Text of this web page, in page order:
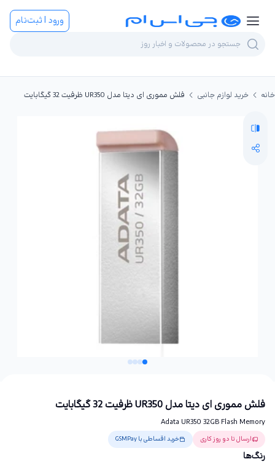
ورود | ثبت‌نام
خانه خرید لوازم جانبی فلش مموری ای دیتا مدل UR350 ظرفیت 32 گیگابایت
فلش مموری ای دیتا مدل UR350 ظرفیت 32 گیگابایت
Adata UR350 32GB Flash Memory
ارسال تا دو روز کاری خرید اقساطی با GSMPay
رنگ‌ها